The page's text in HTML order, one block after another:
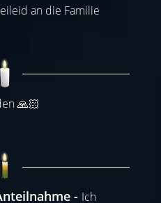
an die Familie
🙏🏻
Ich